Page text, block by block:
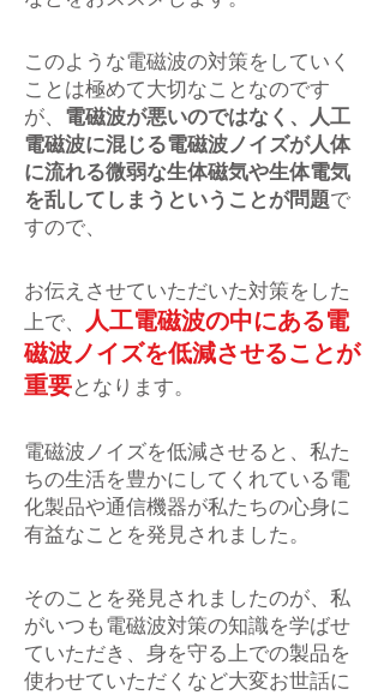
このような電磁波の対策をしていく
ことは極めて大切なことなのです
が、 電磁波が悪いのではなく、人工
電磁波に混じる電磁波ノイズが人体
に流れる微弱な生体磁気や生体電気
を乱してしまうということが問題で
すので、
お伝えさせていただいた対策をした
上で、
人工電磁波の中にある電
磁波ノイズを低減させることが
重要となります。
電磁波ノイズを低減させると、私た
ちの生活を豊かにしてくれている電
化製品や通信機器が私たちの心身に
有益なことを発見されました。
そのことを発見されましたのが、私
がいつも電磁波対策の知識を学ばせ
ていただき、身を守る上での製品を
使わせていただくなど大変お世話に